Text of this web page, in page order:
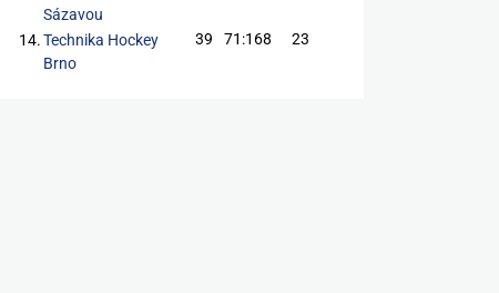
Sázavou
14. Technika Hockey
Brno
39 71:168 23